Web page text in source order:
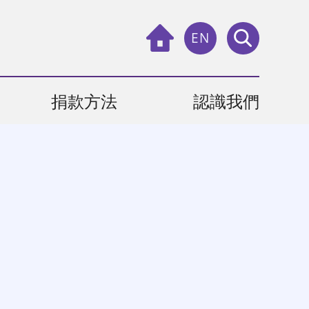
EN
捐款方法 認識我們